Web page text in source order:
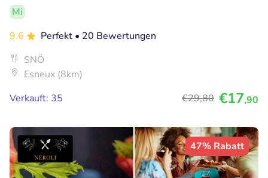
Mi
9.6
Perfekt • 20 Bewertungen
SNÖ
Esneux (8km)
Verkauft: 35
€29,80 €17,90
47% Rabatt